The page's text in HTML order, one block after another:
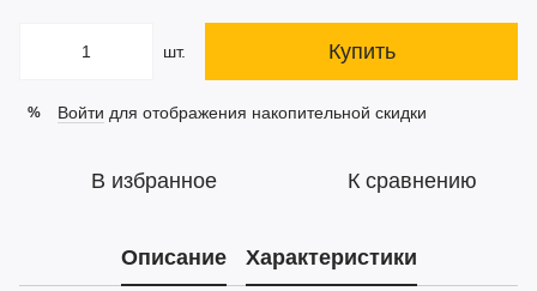
шт. Купить
% Войти для отображения накопительной скидки
В избранное К сравнению
Описание Характеристики